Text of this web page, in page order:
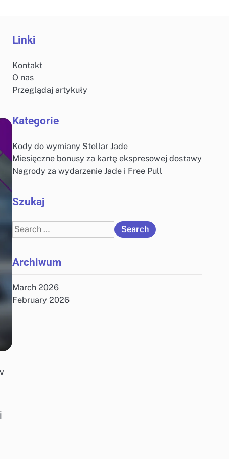
Linki
Kontakt
O nas
Przeglądaj artykuły
Kategorie
Kody do wymiany Stellar Jade
Miesięczne bonusy za kartę ekspresowej dostawy
Nagrody za wydarzenie Jade i Free Pull
Szukaj
Search
for:
Archiwum
March 2026
February 2026